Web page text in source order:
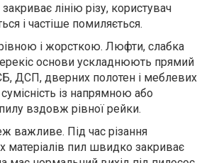
лінію різу, користувач
і частіше помиляється.
і жорсткою. Люфти, слабка
основи ускладнюють прямий
ДСП, дверних полотен і меблевих
із напрямною або
вздовж рівної рейки.
важливе. Під час різання
матеріалів пил швидко закриває